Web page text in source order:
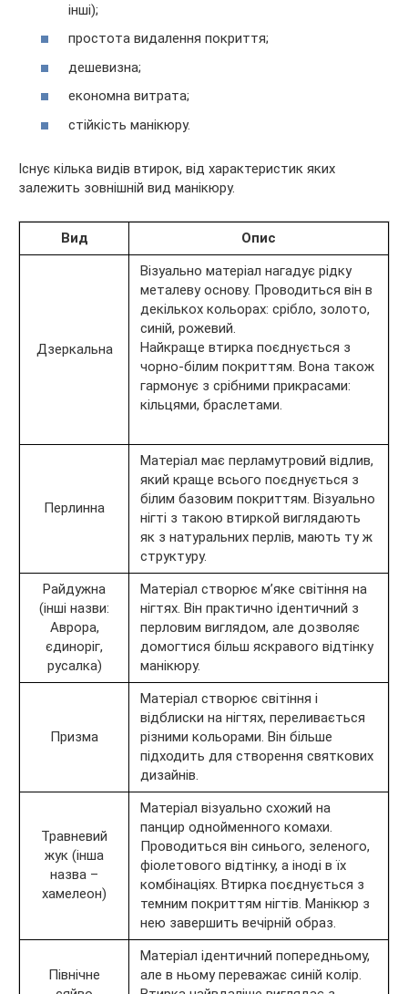
інші);
простота видалення покриття;
дешевизна;
економна витрата;
стійкість манікюру.
Існує кілька видів втирок, від характеристик яких
залежить зовнішній вид манікюру.
Вид Опис
Дзеркальна
Візуально матеріал нагадує рідку
металеву основу. Проводиться він в
декількох кольорах: срібло, золото,
синій, рожевий.
Найкраще втирка поєднується з
чорно-білим покриттям. Вона також
гармонує з срібними прикрасами:
кільцями, браслетами.
Перлинна
Матеріал має перламутровий відлив,
який краще всього поєднується з
білим базовим покриттям. Візуально
нігті з такою втиркой виглядають
як з натуральних перлів, мають ту ж
структуру.
Райдужна
(інші назви:
Аврора,
єдиноріг,
русалка)
Матеріал створює м’яке світіння на
нігтях. Він практично ідентичний з
перловим виглядом, але дозволяє
домогтися більш яскравого відтінку
манікюру.
Призма
Матеріал створює світіння і
відблиски на нігтях, переливається
різними кольорами. Він більше
підходить для створення святкових
дизайнів.
Травневий
жук (інша
назва –
хамелеон)
Матеріал візуально схожий на
панцир однойменного комахи.
Проводиться він синього, зеленого,
фіолетового відтінку, а іноді в їх
комбінаціях. Втирка поєднується з
темним покриттям нігтів. Манікюр з
нею завершить вечірній образ.
Північне
Матеріал ідентичний попередньому,
але в ньому переважає синій колір.